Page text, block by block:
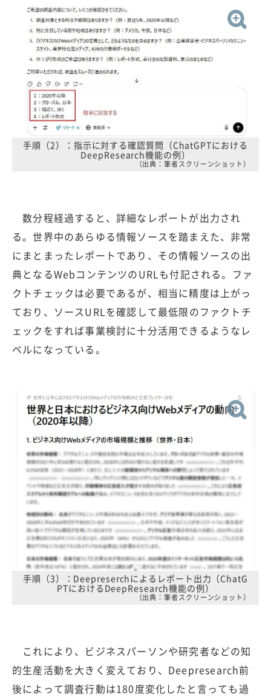
手順（2）：指示に対する確認質問（ChatGPTにおける
DeepResearch機能の例）
（出典：筆者スクリーンショット）
数分程経過すると、詳細なレポートが出力され
る。世界中のあらゆる情報ソースを踏まえた、非常
にまとまったレポートであり、その情報ソースの出
典となるWebコンテンツのURLも付記される。ファ
クトチェックは必要であるが、相当に精度は上がっ
ており、ソースURLを確認して最低限のファクトチ
ェックをすれば事業検討に十分活用できるようなレ
ベルになっている。
手順（3）：Deepreserchによるレポート出力（ChatG
PTにおけるDeepResearch機能の例）
（出典：筆者スクリーンショット）
これにより、ビジネスパーソンや研究者などの知
的生産活動を大きく変えており、Deepresearch前
後によって調査行動は180度変化したと言っても過